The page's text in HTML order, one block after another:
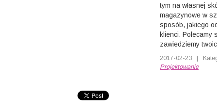
tym na własnej
magazynowe w
sposób, jakiego
klienci. Polecamy
zawiedziemy
2017-02-23 |
Projektowanie